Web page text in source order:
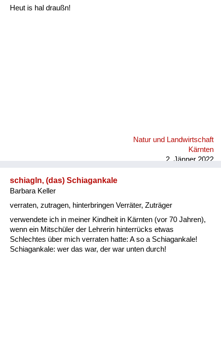
Heut is hal draußn!
Natur und Landwirtschaft
Kärnten
2. Jänner 2022
schiagln, (das) Schiagankale
Barbara Keller
verraten, zutragen, hinterbringen Verräter, Zuträger
verwendete ich in meiner Kindheit in Kärnten (vor 70 Jahren),
wenn ein Mitschüler der Lehrerin hinterrücks etwas
Schlechtes über mich verraten hatte: A so a Schiagankale!
Schiagankale: wer das war, der war unten durch!